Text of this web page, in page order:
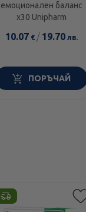
емоционален баланс
х30 Unipharm
10.07 € / 19.70лв.
ПОРЪЧАЙ